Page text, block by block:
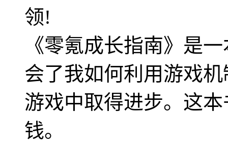
领!
《零氪成长指南》是
会了我如何利用游戏
游戏中取得进步。这
钱。